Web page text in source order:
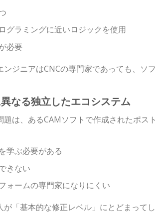
グラミングに近いロジックを使用
必要
ンジニアはCNCの専門家であっても、ソ
なる独立したエコシステム
題は、あるCAMソフトで作成されたポ
学ぶ必要がある
きない
ォームの専門家になりにくい
「基本的な修正レベル」にとどまってし